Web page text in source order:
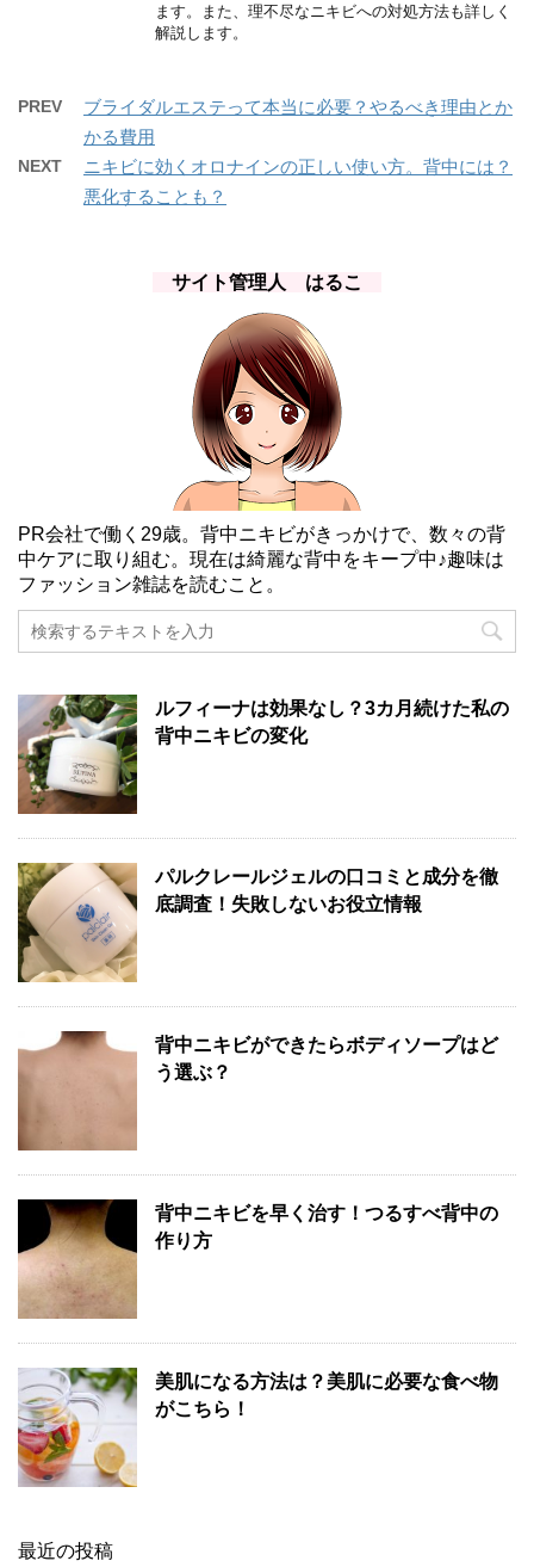
ます。また、理不尽なニキビへの対処方法も詳しく
解説します。
PREV
ブライダルエステって本当に必要？やるべき理由とか
かる費用
NEXT
ニキビに効くオロナインの正しい使い方。背中には？
悪化することも？
サイト管理人 はるこ
PR会社で働く29歳。背中ニキビがきっかけで、数々の背
中ケアに取り組む。現在は綺麗な背中をキープ中♪趣味は
ファッション雑誌を読むこと。
ルフィーナは効果なし？3カ月続けた私の
背中ニキビの変化
パルクレールジェルの口コミと成分を徹
底調査！失敗しないお役立情報
背中ニキビができたらボディソープはど
う選ぶ？
背中ニキビを早く治す！つるすべ背中の
作り方
美肌になる方法は？美肌に必要な食べ物
がこちら！
最近の投稿